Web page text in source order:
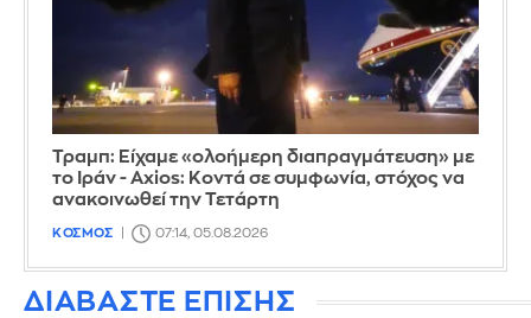
Τραμπ: Είχαμε «ολοήμερη διαπραγμάτευση» με
το Ιράν - Axios: Κοντά σε συμφωνία, στόχος να
ανακοινωθεί την Τετάρτη
ΚΟΣΜΟΣ 07:14, 05.08.2026
ΔΙΑΒΑΣΤΕ ΕΠΙΣΗΣ